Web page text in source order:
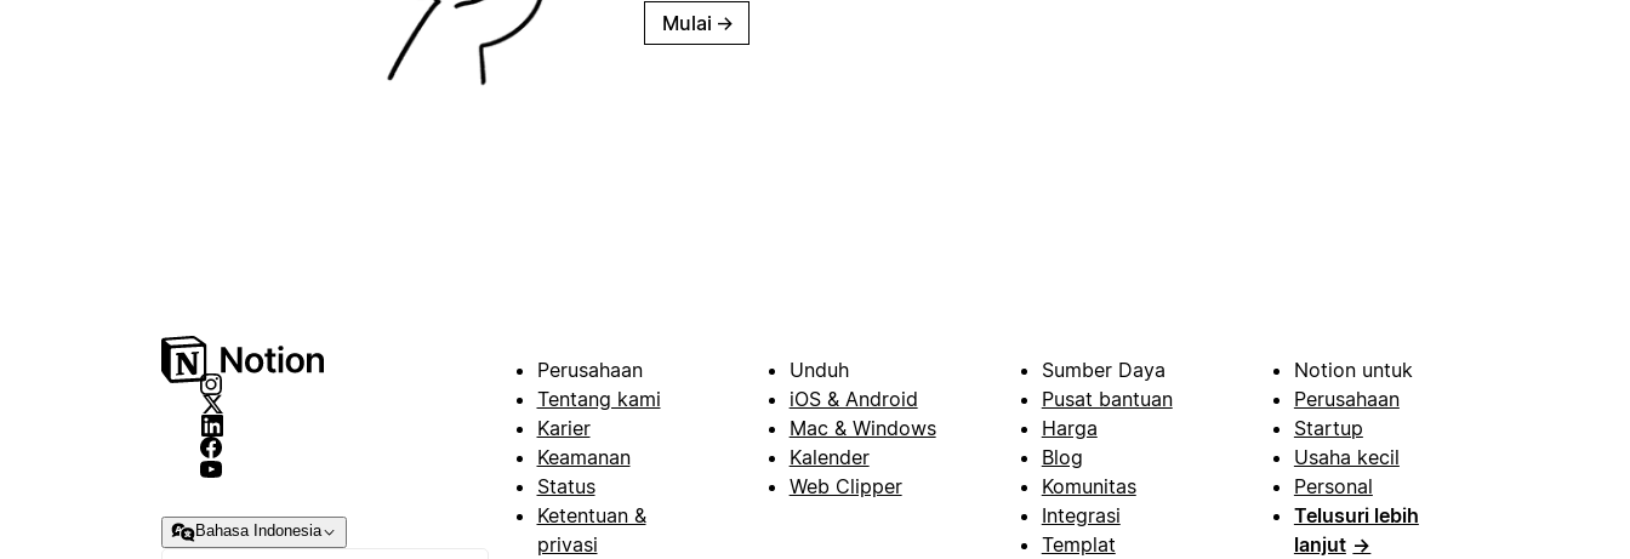
Mulai →
Bahasa Indonesia
Perusahaan
Tentang kami
Karier
Keamanan
Status
Ketentuan &
privasi
Unduh
iOS & Android
Mac & Windows
Kalender
Web Clipper
Sumber Daya
Pusat bantuan
Harga
Blog
Komunitas
Integrasi
Templat
Notion untuk
Perusahaan
Startup
Usaha kecil
Personal
Telusuri lebih
lanjut →